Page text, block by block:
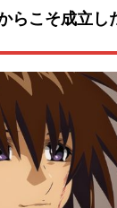
らこそ成立し